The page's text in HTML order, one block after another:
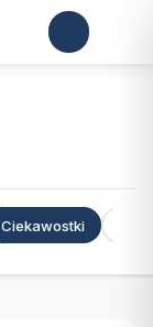
Ciekawostki